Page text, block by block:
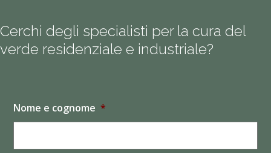
Cerchi degli specialisti per la cura del
verde residenziale e industriale?
Nome e cognome *